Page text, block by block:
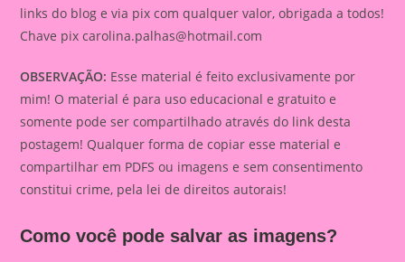
links do blog e via pix com qualquer valor, obrigada a todos!
Chave pixcarolina.palhas@hotmail.com
OBSERVAÇÃO: Esse material é feito exclusivamente por
mim! O material é para uso educacional e gratuito e
somente pode ser compartilhado através do link desta
postagem! Qualquer forma de copiar esse material e
compartilhar em PDFS ou imagens e sem consentimento
constitui crime, pela lei de direitos autorais!
Como você pode salvar as imagens?